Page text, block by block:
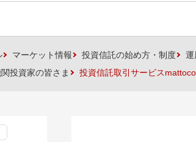
マーケット情報 投資信託の始め方・制度 運
投資家の皆さま 投資信託取引サービス